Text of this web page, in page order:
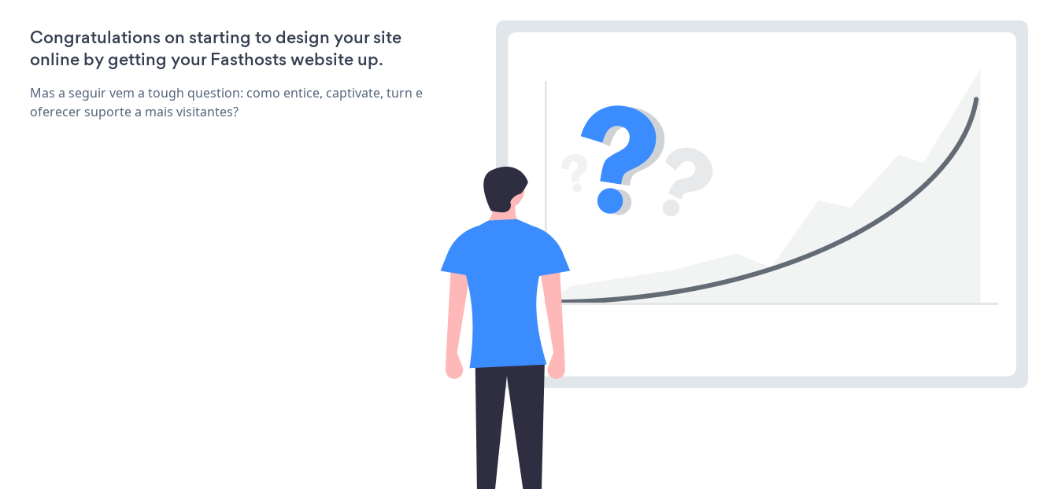
Congratulations on starting to design your site
online by getting your Fasthosts website up.
Mas a seguir vem a tough question: como entice, captivate, turn e
oferecer suporte a mais visitantes?